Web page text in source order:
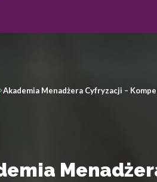
Akademia Menadżera Cyfryzacji –